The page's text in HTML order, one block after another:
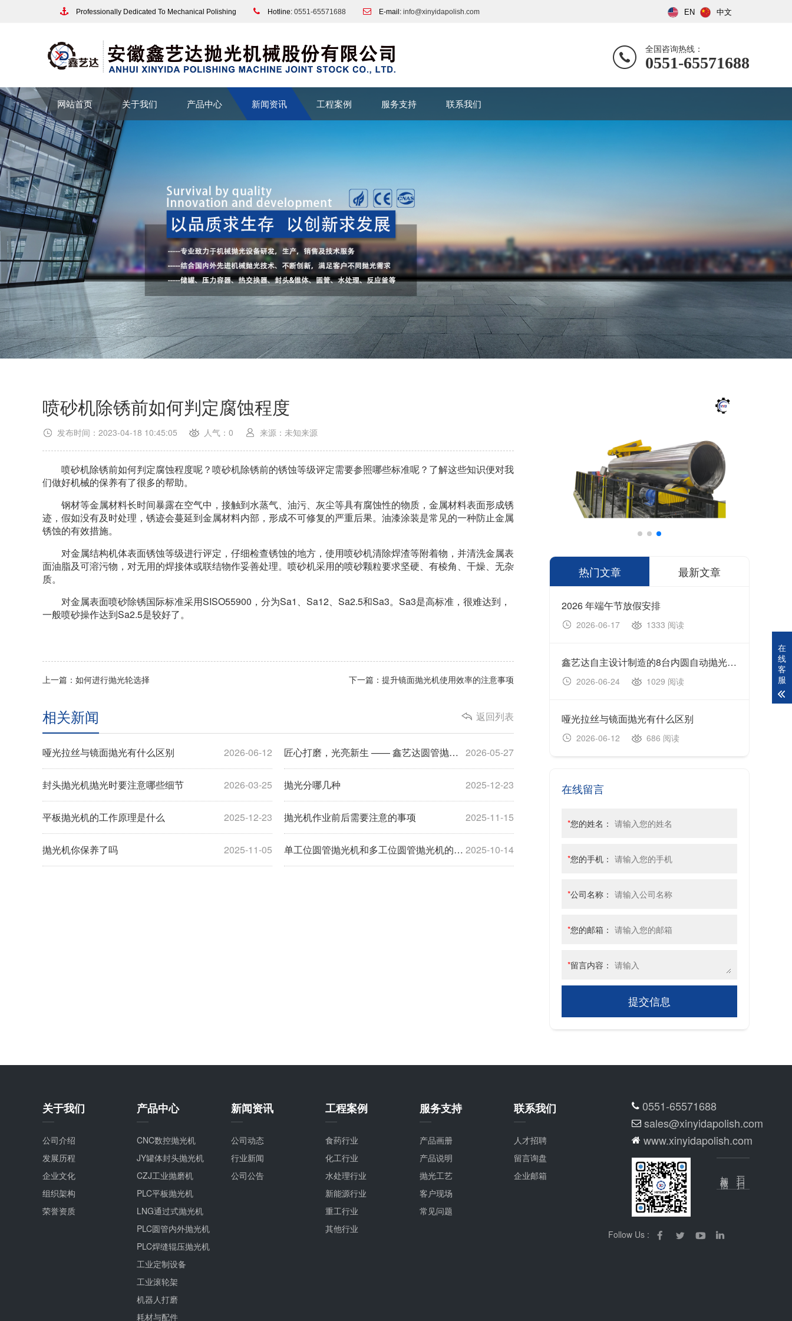
Professionally Dedicated To Mechanical Polishing Hotline: 0551-65571688 E-mail: info@xinyidapolish.com EN 中文
全国咨询热线：
0551-65571688
网站首页 关于我们 产品中心 新闻资讯 工程案例 服务支持 联系我们
喷砂机除锈前如何判定腐蚀程度
发布时间：2023-04-18 10:45:05 人气：0 来源：未知来源
喷砂机除锈前如何判定腐蚀程度呢？喷砂机除锈前的锈蚀等级评定需要参照哪些标准呢？了解这些知识便对我
们做好机械的保养有了很多的帮助。
钢材等金属材料长时间暴露在空气中，接触到水蒸气、油污、灰尘等具有腐蚀性的物质，金属材料表面形成锈
迹，假如没有及时处理，锈迹会蔓延到金属材料内部，形成不可修复的严重后果。油漆涂装是常见的一种防止金属
锈蚀的有效措施。
对金属结构机体表面锈蚀等级进行评定，仔细检查锈蚀的地方，使用喷砂机清除焊渣等附着物，并清洗金属表
面油脂及可溶污物，对无用的焊接体或联结物作妥善处理。喷砂机采用的喷砂颗粒要求坚硬、有棱角、干燥、无杂
质。
对金属表面喷砂除锈国际标准采用SISO55900，分为Sa1、Sa12、Sa2.5和Sa3。Sa3是高标准，很难达到，
一般喷砂操作达到Sa2.5是较好了。
上一篇：如何进行抛光轮选择 下一篇：提升镜面抛光机使用效率的注意事项
返回列表
相关新闻
2026-06-12
哑光拉丝与镜面抛光有什么区别 2026-05-27
匠心打磨，光亮新生 —— 鑫艺达圆管抛光机，定义管材精加工新标杆
2026-03-25
封头抛光机抛光时要注意哪些细节 2025-12-23
抛光分哪几种
2025-12-23
平板抛光机的工作原理是什么 2025-11-15
抛光机作业前后需要注意的事项
2025-11-05
抛光机你保养了吗 2025-10-14
单工位圆管抛光机和多工位圆管抛光机的区别
热门文章 最新文章
2026 年端午节放假安排
2026-06-17 1333 阅读
鑫艺达自主设计制造的8台内圆自动抛光机顺利完成生产制造、设备调试及出厂验收工作，并于今日正式装车发货。
2026-06-24 1029 阅读
哑光拉丝与镜面抛光有什么区别
2026-06-12 686 阅读
在线留言
*您的姓名：
*您的手机：
*公司名称：
*您的邮箱：
*留言内容：
提交信息
关于我们
公司介绍
发展历程
企业文化
组织架构
荣誉资质
产品中心
CNC数控抛光机
JY罐体封头抛光机
CZJ工业抛磨机
PLC平板抛光机
LNG通过式抛光机
PLC圆管内外抛光机
PLC焊缝辊压抛光机
工业定制设备
工业滚轮架
机器人打磨
耗材与配件
新闻资讯
公司动态
行业新闻
公司公告
工程案例
食药行业
化工行业
水处理行业
新能源行业
重工行业
其他行业
服务支持
产品画册
产品说明
抛光工艺
客户现场
常见问题
联系我们
人才招聘
留言询盘
企业邮箱
0551-65571688
sales@xinyidapolish.com
www.xinyidapolish.com
Follow Us :
在
线
客
服